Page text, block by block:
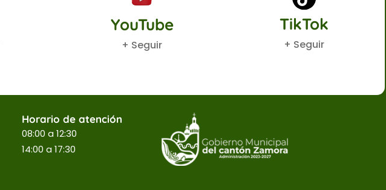
YouTube
+ Seguir
TikTok
+ Seguir
Horario de atención
08:00 a 12:30
14:00 a 17:30